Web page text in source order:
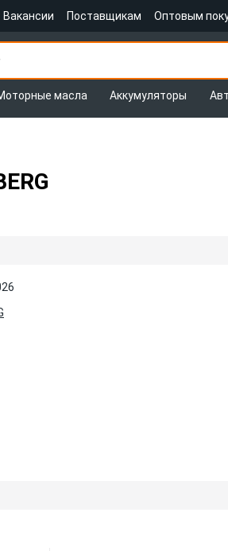
Вакансии Поставщикам Оптовым
масла Аккумуляторы